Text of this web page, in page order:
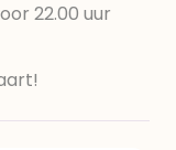
22.00 uur